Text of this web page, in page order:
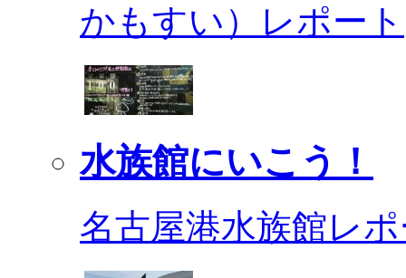
かもすい）レポート
水族館にいこう！
名古屋港水族館レ